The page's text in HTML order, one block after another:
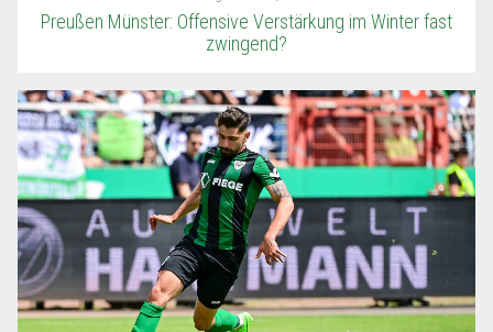
Preußen Münster: Offensive Verstärkung im Winter fast
zwingend?